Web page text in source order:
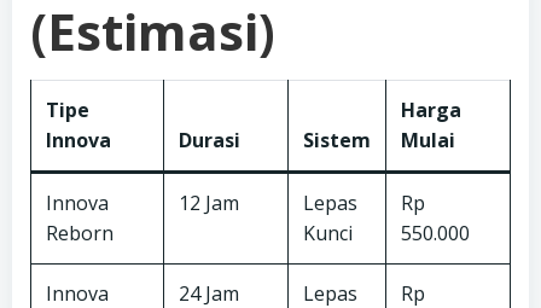
(Estimasi)
Tipe
Innova
Durasi Sistem
Harga
Mulai
Innova
Reborn
12 Jam
Lepas
Kunci
Rp
550.000
Innova
24 Jam
Lepas
Rp